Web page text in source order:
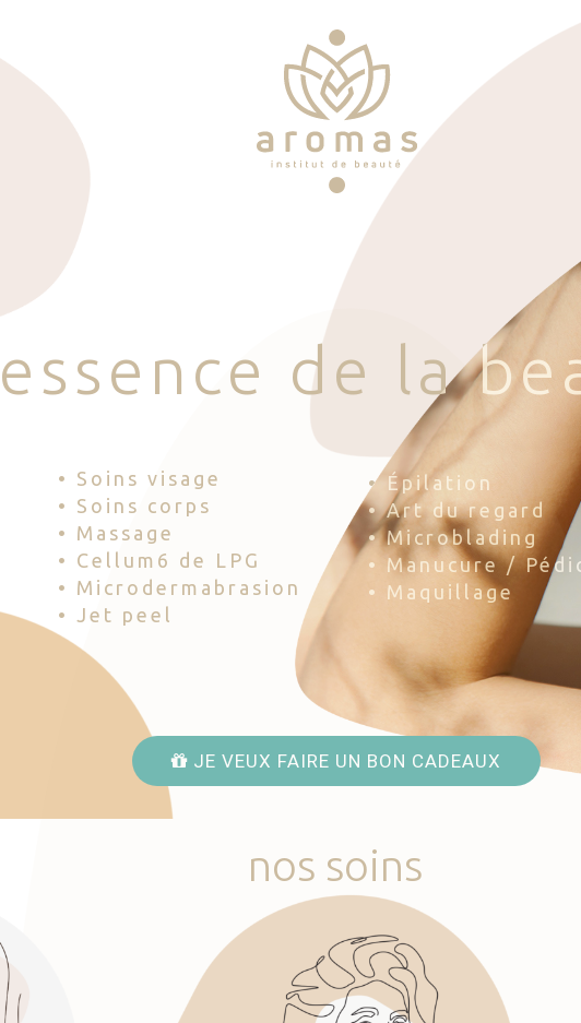
esse nce d e la be
• Soins visage
• Soins corps
• Massage
• Cellum6 de LPG
• Microdermabrasion
• Jet peel
• Épilation
• Art du regard
• Microblading
• Manucure /
• Maquillage
JE VEUX FAIRE UN BON CADEAUX
nos soins